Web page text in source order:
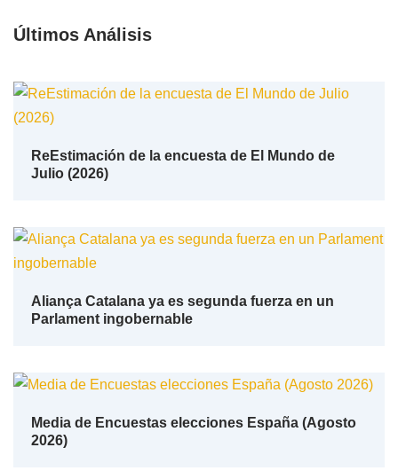
Últimos Análisis
ReEstimación de la encuesta de El Mundo de
Julio (2026)
Aliança Catalana ya es segunda fuerza en un
Parlament ingobernable
Media de Encuestas elecciones España (Agosto
2026)